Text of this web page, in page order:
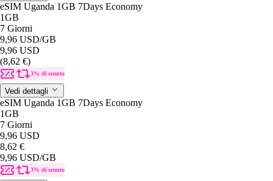
eSIM Uganda 1GB 7Days Economy
1GB
7 Giorni
9,96 USD/GB
9,96 USD
(8,62 €)
3% di sconto
Vedi dettagli
eSIM Uganda 1GB 7Days Economy
1GB
7 Giorni
9,96 USD
8,62 €
9,96 USD/GB
3% di sconto